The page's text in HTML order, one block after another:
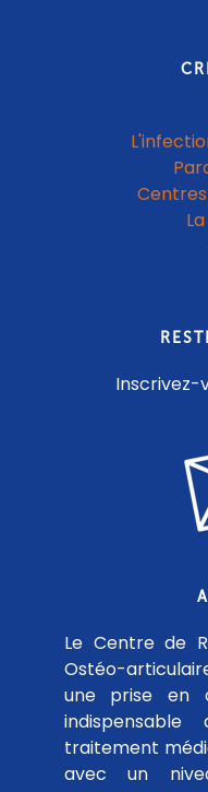
Inscrivez-
Le Centre de
Ostéo-
une prise en
traitement
avec un